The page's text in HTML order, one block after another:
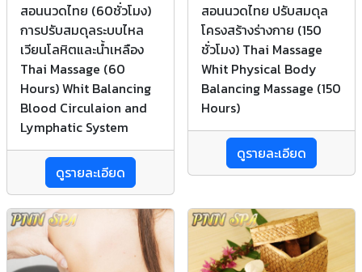
สอนนวดไทย (60ชั่วโมง)
การปรับสมดุลระบบไหล
เวียนโลหิตและน้ำเหลือง
Thai Massage (60
Hours) Whit Balancing
Blood Circulaion and
Lymphatic System
ดูรายละเอียด
สอนนวดไทย ปรับสมดุล
โครงสร้างร่างกาย (150
ชั่วโมง) Thai Massage
Whit Physical Body
Balancing Massage (150
Hours)
ดูรายละเอียด